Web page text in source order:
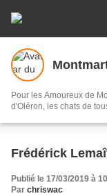
Pour les Amoureux de
d'Oléron, les chats de
Frédérick
Publié le 17/03/2019 à
Par chriswac